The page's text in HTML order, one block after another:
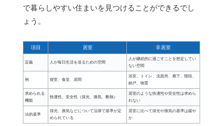
で暮らしやすい住まいを見つけることができるでし
ょう。
項目 居室 非居室
定義 人が毎日生活を送るための空間
人が継続的に過ごすことを想定してい
ない空間
例 寝室、食堂、居間
浴室、トイレ、洗面所、廊下、階段、
納戸、物置
求められる
機能
快適性、安全性（採光、換気、断熱）
居室のような快適性や安全性は求めら
れない
法的基準
採光、換気などについて法律で基準が定
められている
居室に比べて採光や換気の基準は緩や
か